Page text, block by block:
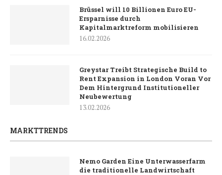
Brüssel will 10 Billionen Euro EU-
Ersparnisse durch
Kapitalmarktreform mobilisieren
16.02.2026
Greystar Treibt Strategische Build to
Rent Expansion in London Voran Vor
Dem Hintergrund Institutioneller
Neubewertung
13.02.2026
MARKTTRENDS
Nemo Garden Eine Unterwasserfarm
die traditionelle Landwirtschaft